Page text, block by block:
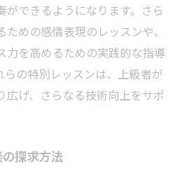
できるようになります。さら
めの感情表現のレッスンや、
力を高めるための実践的な指導
らの特別レッスンは、上級者が
広げ、さらなる技術向上をサポ
の探求方法